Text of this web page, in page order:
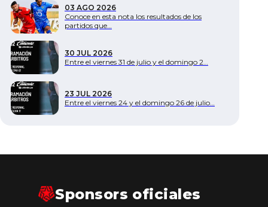
03 AGO 2026
Conoce en esta nota los resultados de los
partidos que…
30 JUL 2026
Entre el viernes 31 de julio y el domingo 2…
23 JUL 2026
Entre el viernes 24 y el domingo 26 de julio…
Sponsors oficiales